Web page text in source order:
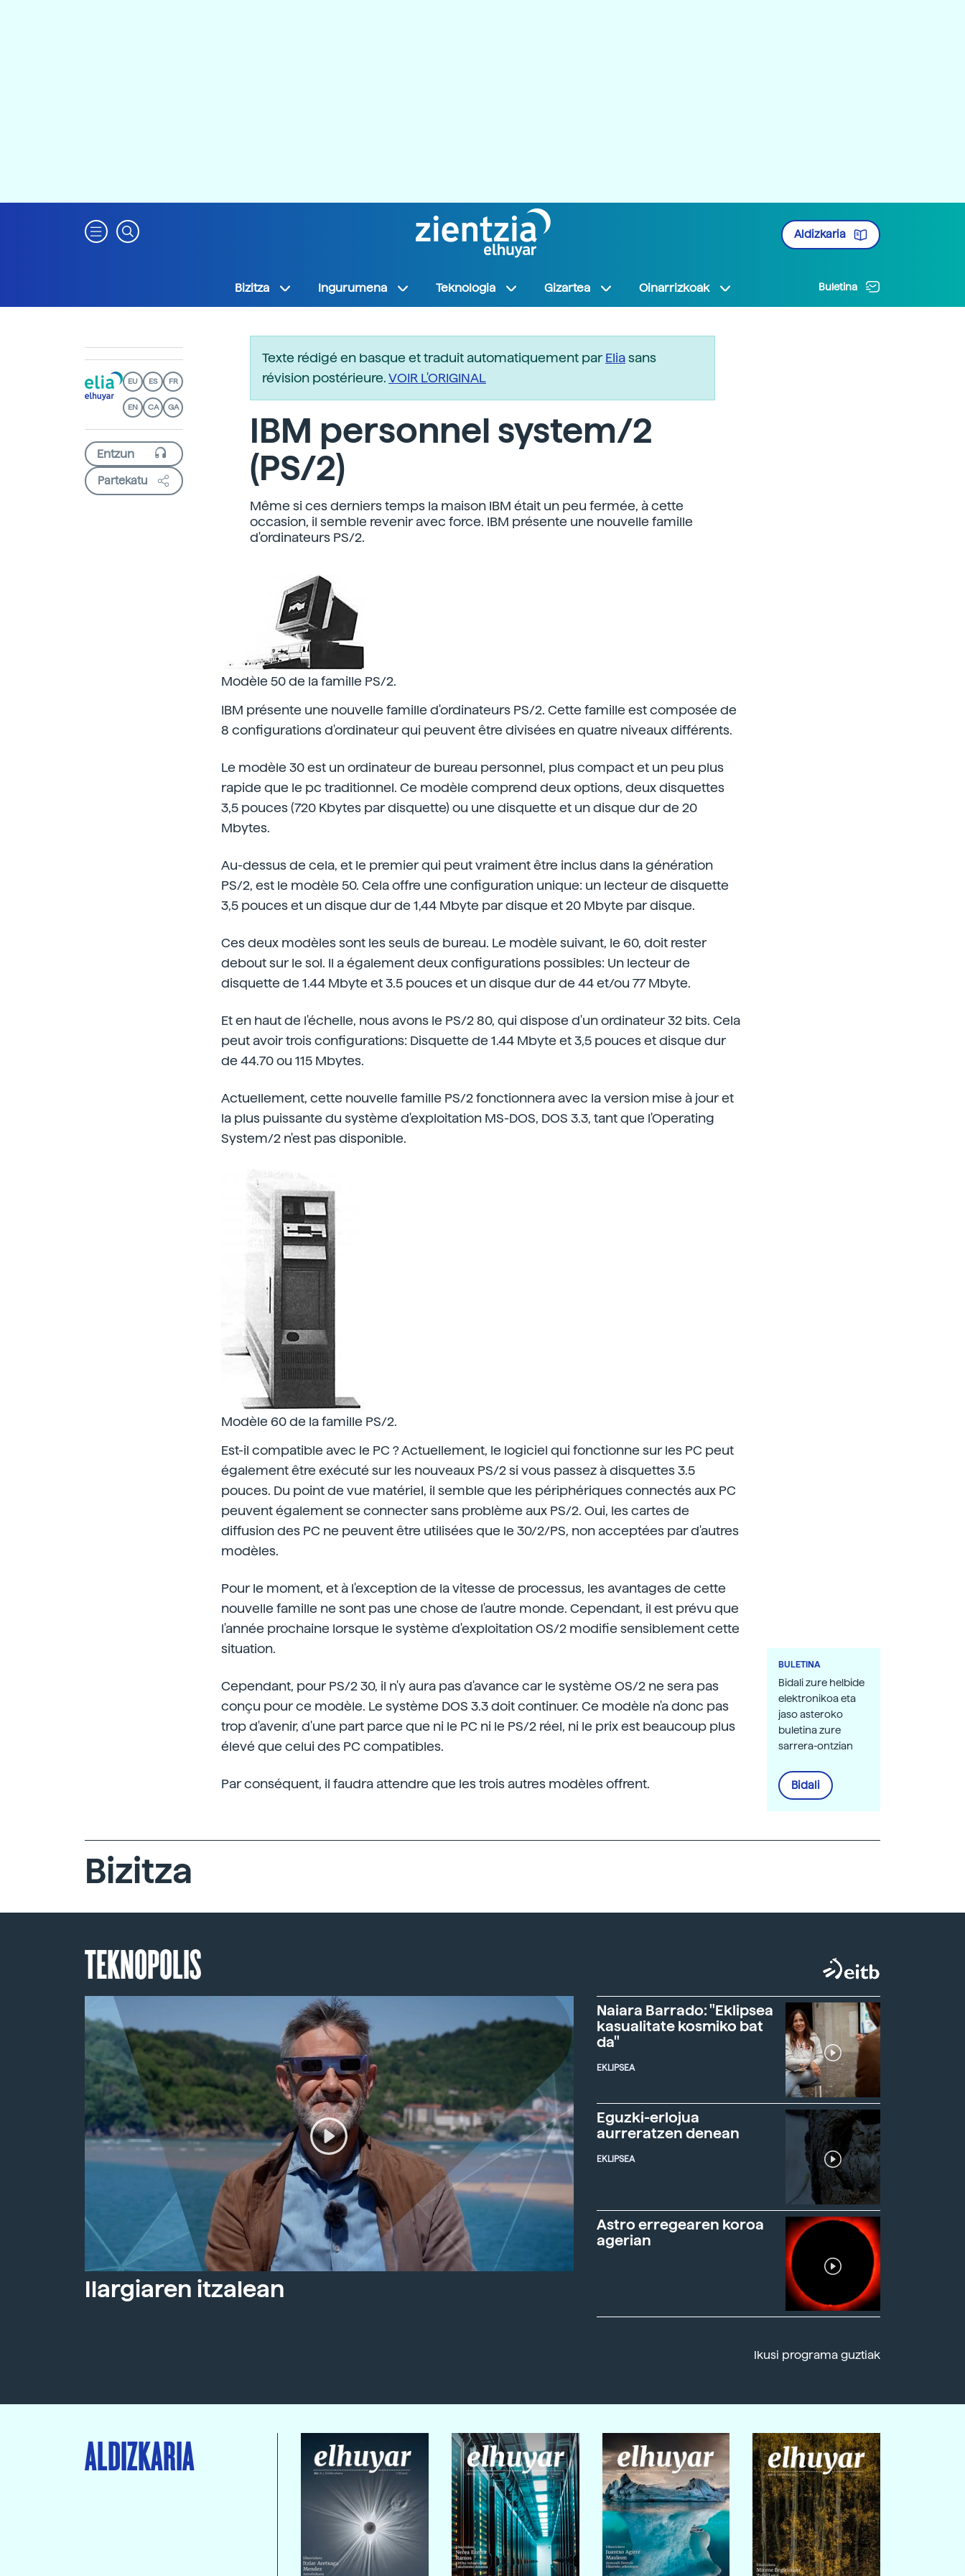
Aldizkaria
Bizitza Ingurumena Teknologia Gizartea Oinarrizkoak Buletina
EU ES FR
EN CA GA
Partekatu
Texte rédigé en basque et traduit automatiquement parEliasans
révision postérieure.VOIR L'ORIGINAL
IBM personnel system/2
(PS/2)
Même si ces derniers temps la maison IBM était un peu fermée, à cette
occasion, il semble revenir avec force. IBM présente une nouvelle famille
d'ordinateurs PS/2.
Modèle 50 de la famille PS/2.
IBM présente une nouvelle famille d'ordinateurs PS/2. Cette famille est composée de
8 configurations d'ordinateur qui peuvent être divisées en quatre niveaux différents.
Le modèle 30 est un ordinateur de bureau personnel, plus compact et un peu plus
rapide que le pc traditionnel. Ce modèle comprend deux options, deux disquettes
3,5 pouces (720 Kbytes par disquette) ou une disquette et un disque dur de 20
Mbytes.
Au-dessus de cela, et le premier qui peut vraiment être inclus dans la génération
PS/2, est le modèle 50. Cela offre une configuration unique: un lecteur de disquette
3,5 pouces et un disque dur de 1,44 Mbyte par disque et 20 Mbyte par disque.
Ces deux modèles sont les seuls de bureau. Le modèle suivant, le 60, doit rester
debout sur le sol. Il a également deux configurations possibles: Un lecteur de
disquette de 1.44 Mbyte et 3.5 pouces et un disque dur de 44 et/ou 77 Mbyte.
Et en haut de l'échelle, nous avons le PS/2 80, qui dispose d'un ordinateur 32 bits. Cela
peut avoir trois configurations: Disquette de 1.44 Mbyte et 3,5 pouces et disque dur
de 44.70 ou 115 Mbytes.
Actuellement, cette nouvelle famille PS/2 fonctionnera avec la version mise à jour et
la plus puissante du système d'exploitation MS-DOS, DOS 3.3, tant que l'Operating
System/2 n'est pas disponible.
Modèle 60 de la famille PS/2.
Est-il compatible avec le PC ? Actuellement, le logiciel qui fonctionne sur les PC peut
également être exécuté sur les nouveaux PS/2 si vous passez à disquettes 3.5
pouces. Du point de vue matériel, il semble que les périphériques connectés aux PC
peuvent également se connecter sans problème aux PS/2. Oui, les cartes de
diffusion des PC ne peuvent être utilisées que le 30/2/PS, non acceptées par d'autres
modèles.
Pour le moment, et à l'exception de la vitesse de processus, les avantages de cette
nouvelle famille ne sont pas une chose de l'autre monde. Cependant, il est prévu que
l'année prochaine lorsque le système d'exploitation OS/2 modifie sensiblement cette
situation.
Cependant, pour PS/2 30, il n'y aura pas d'avance car le système OS/2 ne sera pas
conçu pour ce modèle. Le système DOS 3.3 doit continuer. Ce modèle n'a donc pas
trop d'avenir, d'une part parce que ni le PC ni le PS/2 réel, ni le prix est beaucoup plus
élevé que celui des PC compatibles.
Par conséquent, il faudra attendre que les trois autres modèles offrent.
BULETINA
Bidali zure helbide
elektronikoa eta
jaso asteroko
buletina zure
sarrera-ontzian
Bidali
Bizitza
TEKNOPOLIS
Ilargiaren itzalean
Naiara Barrado: "Eklipsea
kasualitate kosmiko bat
da"
EKLIPSEA
Eguzki-erlojua
aurreratzen denean
EKLIPSEA
Astro erregearen koroa
agerian
Ikusi programa guztiak
ALDIZKARIA